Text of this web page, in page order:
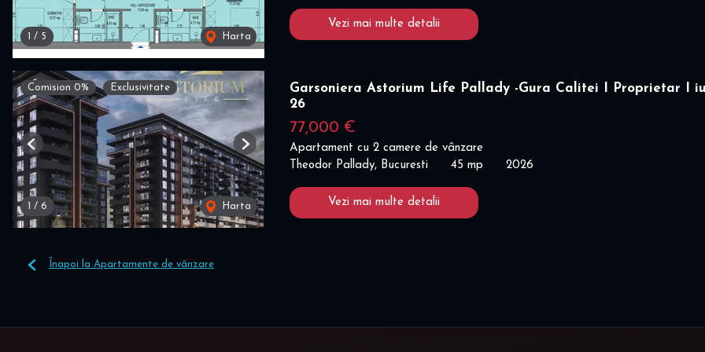
/ 5 Harta
Vezi mai multe detalii
Comision 0% Exclusivitate
/ 6 Harta
Previous Next
Garsoniera Astorium Life Pallady -Gura Calitei I Proprietar I
26
77,000 €
Apartament cu 2 camere de vânzare
Theodor Pallady, Bucuresti
45 mp 2026
Vezi mai multe detalii
Înapoi la Apartamente de vânzare